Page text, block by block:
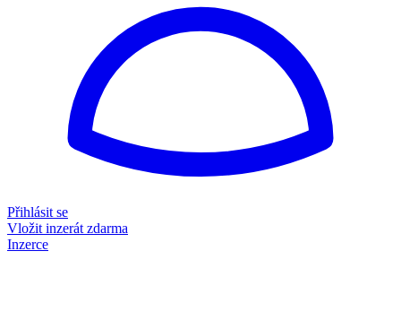
Přihlásit se
Vložit inzerát zdarma
Inzerce